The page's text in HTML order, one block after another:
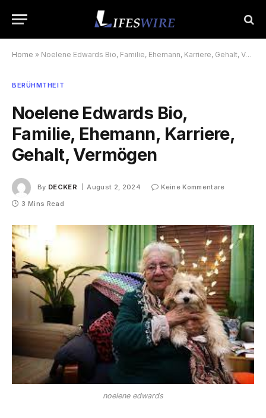
Home » Noelene Edwards Bio, Familie, Ehemann, Karriere, Gehalt, Vermögen
BERÜHMTHEIT
Noelene Edwards Bio,
Familie, Ehemann, Karriere,
Gehalt, Vermögen
By DECKER August 2, 2024
Keine Kommentare
3 Mins Read
noelene edwards